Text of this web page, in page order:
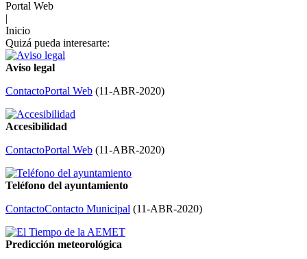
Portal Web
|
Inicio
Quizá pueda interesarte:
Aviso legal
ContactoPortal Web (11-ABR-2020)
Accesibilidad
ContactoPortal Web (11-ABR-2020)
Teléfono del ayuntamiento
ContactoContacto Municipal (11-ABR-2020)
Predicción meteorológica